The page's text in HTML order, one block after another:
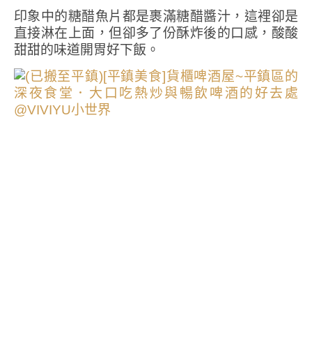
印象中的糖醋魚片都是裹滿糖醋醬汁，這裡卻是
直接淋在上面，但卻多了份酥炸後的口感，酸酸
甜甜的味道開胃好下飯。